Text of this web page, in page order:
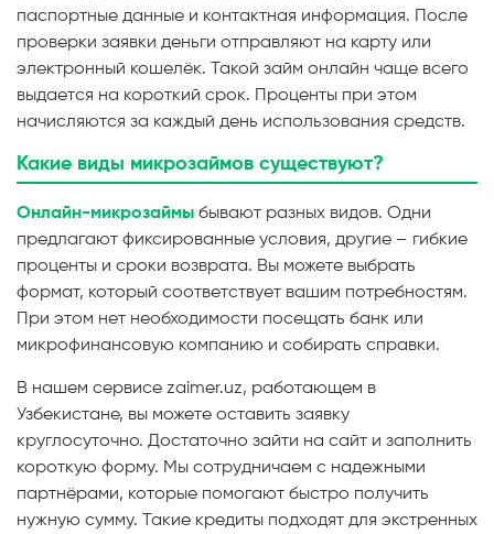
паспортные данные и контактная информация. После
проверки заявки деньги отправляют на карту или
электронный кошелёк. Такой займ онлайн чаще всего
выдается на короткий срок. Проценты при этом
начисляются за каждый день использования средств.
Какие виды микрозаймов существуют?
Онлайн-микрозаймы бывают разных видов. Одни
предлагают фиксированные условия, другие – гибкие
проценты и сроки возврата. Вы можете выбрать
формат, который соответствует вашим потребностям.
При этом нет необходимости посещать банк или
микрофинансовую компанию и собирать справки.
В нашем сервисе zaimer.uz, работающем в
Узбекистане, вы можете оставить заявку
круглосуточно. Достаточно зайти на сайт и заполнить
короткую форму. Мы сотрудничаем с надежными
партнёрами, которые помогают быстро получить
нужную сумму. Такие кредиты подходят для экстренных